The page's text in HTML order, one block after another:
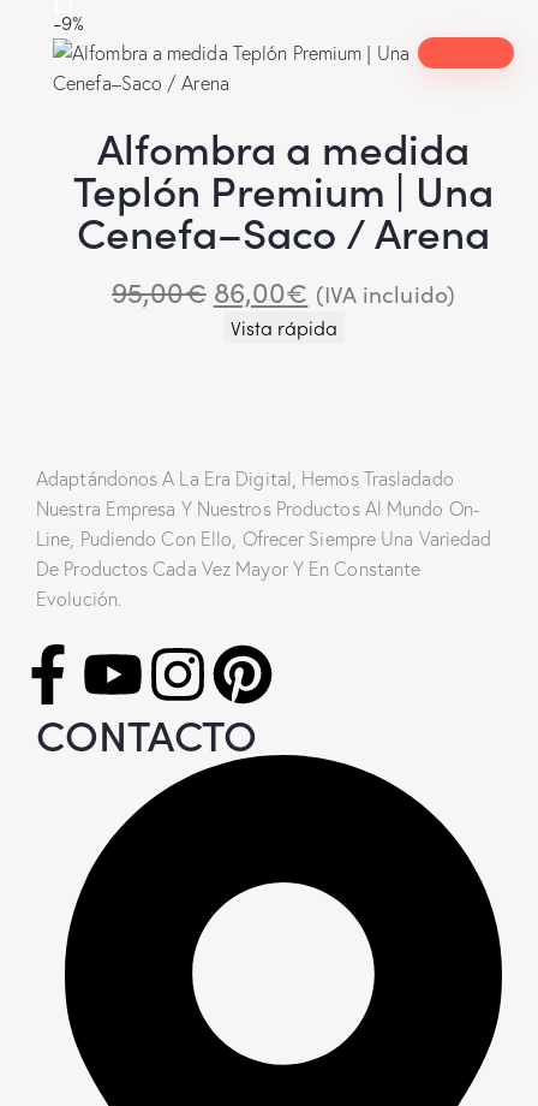
-9%
Alfombra a medida
Teplón Premium | Una
Cenefa–Saco / Arena
95,00€ 86,00€ (IVA incluido)
Vista rápida
Adaptándonos A La Era Digital, Hemos Trasladado
Nuestra Empresa Y Nuestros Productos Al Mundo On-
Line, Pudiendo Con Ello, Ofrecer Siempre Una Variedad
De Productos Cada Vez Mayor Y En Constante
Evolución.
CONTACTO